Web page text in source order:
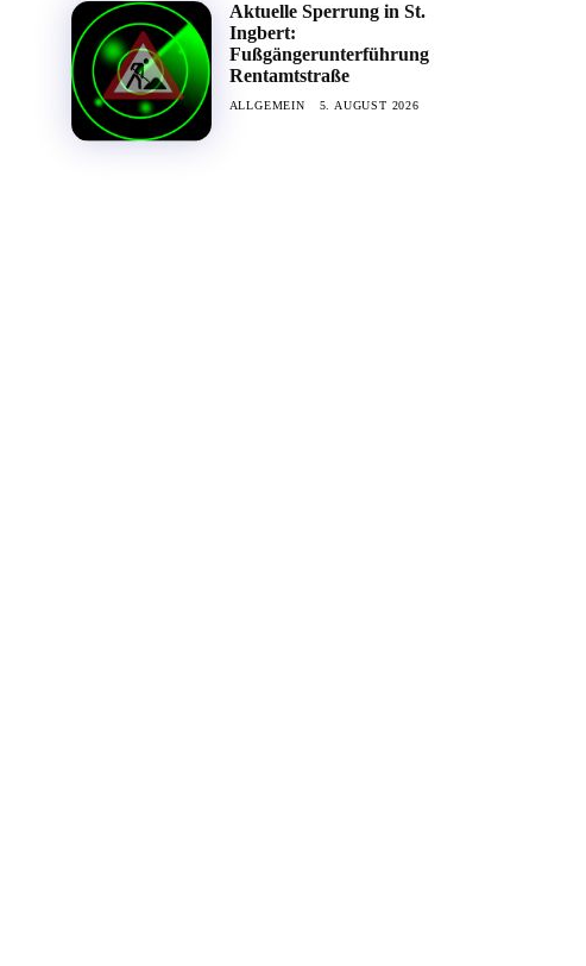
Aktuelle Sperrung in St.
Ingbert:
Fußgängerunterführung
Rentamtstraße
ALLGEMEIN 5. AUGUST 2026